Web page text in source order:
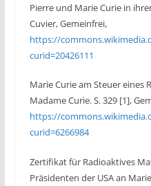
Pierre und Marie Curie in
Cuvier, Gemeinfrei,
https://
curid=20426111
Marie Curie am Steuer eines
Madame Curie. S. 329 [1],
https://
curid=6266984
Zertifikat für Radioaktives
Präsidenten der USA an